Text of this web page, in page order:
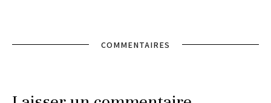
COMMENTAIRES